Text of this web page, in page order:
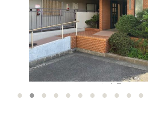
- エントランス